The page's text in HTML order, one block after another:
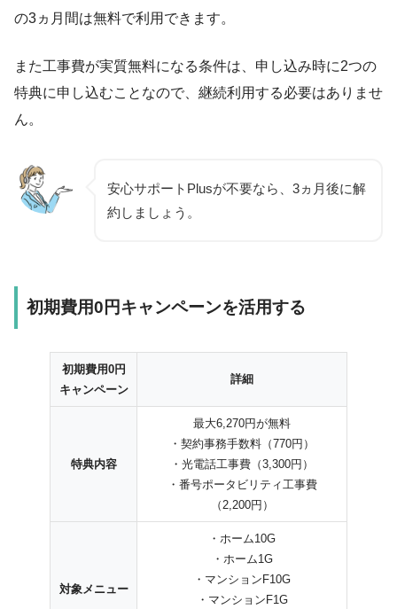
の3ヵ月間は無料で利用できます。
また工事費が実質無料になる条件は、申し込み時に2つの
特典に申し込むことなので、継続利用する必要はありませ
ん。
安心サポートPlusが不要なら、3ヵ月後に解
約しましょう。
初期費用0円キャンペーンを活用する
初期費用0円
キャンペーン
詳細
特典内容
最大6,270円が無料
・契約事務手数料（770円）
・光電話工事費（3,300円）
・番号ポータビリティ工事費
（2,200円）
対象メニュー
・ホーム10G
・ホーム1G
・マンションF10G
・マンションF1G